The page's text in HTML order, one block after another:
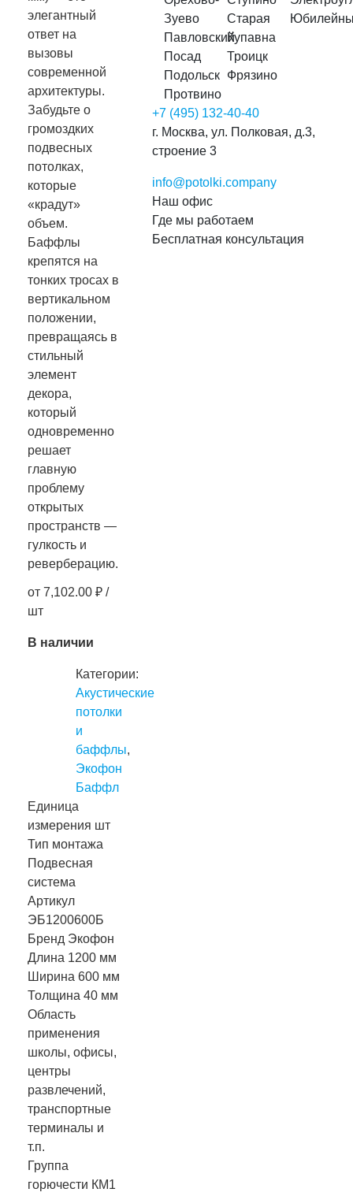
элегантный
ответ на
вызовы
современной
архитектуры.
Забудьте о
громоздких
подвесных
потолках,
которые
«крадут»
объем.
Баффлы
крепятся на
тонких тросах в
вертикальном
положении,
превращаясь в
стильный
элемент
декора,
который
одновременно
решает
главную
проблему
открытых
пространств —
гулкость и
реверберацию.
от 7,102.00 ₽ /
шт
В наличии
Категории:
Акустические
потолки
и
баффлы,
Экофон
Баффл
Единица
измерения шт
Тип монтажа
Подвесная
система
Артикул
ЭБ1200600Б
Бренд Экофон
Длина 1200 мм
Ширина 600 мм
Толщина 40 мм
Область
применения
школы, офисы,
центры
развлечений,
транспортные
терминалы и
т.п.
Группа
горючести КМ1
Зуево
Павловский
Посад
Подольск
Протвино
Старая
Купавна
Троицк
Фрязино
+7 (495) 132-40-40
г. Москва, ул. Полковая, д.3,
строение 3
info@potolki.company
Наш офис
Где мы работаем
Бесплатная консультация